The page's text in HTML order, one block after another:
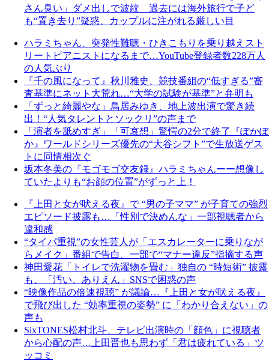
さん臭い」ダメ出しで波紋 過去には海外旅行で子ど
も“置き去り”疑惑、カップルに注がれる厳しい目
ハラミちゃん、突発性難聴・ひきこもりを乗り越えスト
リートピアニストになるまで…YouTube登録者数228万人
の人気ぶり
『千の風になって』秋川雅史、競技番組の“低すぎる”審
査基準にネット大荒れ…“大学の試験が基準”と弁明も
「ずっと綺麗やな」鳥居みゆき、地上波出演で驚き続
出！“人気タレントとソックリ”の声まで
「演者を舐めすぎ」「可哀想」驚愕の2分で終了『ぽかぽ
か』ワールドシリーズ優先の“大谷シフト”で生放送ゲス
トに同情相次ぐ
坂本冬美の『モゴモゴ交友録』ハラミちゃんーー想像し
ていたよりも“お顔の位置”がずっと上！
『上田と女が吠える夜』で “男の子ママ” が子育ての強烈
エピソード披露も…「性別で決めんな」一部視聴者から
違和感
“タイパ重視”の女性芸人が「エスカレーターに乗りなが
らメイク」番組で告白、一部で“マナー違反”指摘する声
神田愛花「トイレで洗濯物を畳む」独自の “時短術” 披露
も、「汚い、ありえん」SNSで困惑の声
“映像作品の倍速視聴” が議論…『上田と女が吠える夜』
で飛び出した “効率重視の姿勢” に「わかり合えない」の
声も
SixTONES松村北斗、テレビ出演時の「顔色」に視聴者
から心配の声…上田晋也も思わず「君は疲れている」ツ
ッコミ